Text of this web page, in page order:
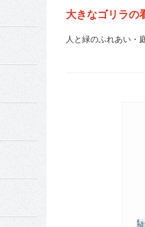
大きなゴリラの
人と緑のふれあい・